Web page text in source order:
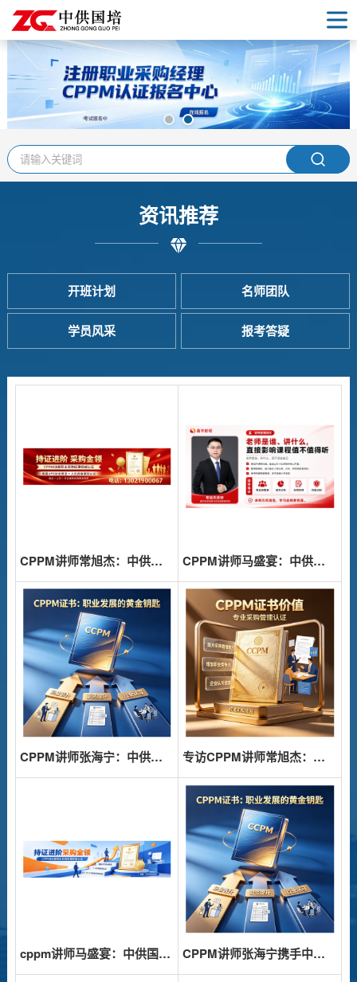
首页
认证项目
各地校区
学员风采
行业资讯
报考答疑
联系我们
资讯推荐
开班计划 名师团队
学员风采 报考答疑
CPPM讲师常旭杰：中供国培资深采购培训师的专业见解 CPPM讲师马盛宴：中供国培核心师资，助力采购人专业跃升
CPPM讲师张海宁：中供国培采购管理培训的实战派引路人 专访CPPM讲师常旭杰：中供国培如何赋能采购人的专业跃迁
cppm讲师马盛宴：中供国培采购认证培训的实力担当 CPPM讲师张海宁携手中供国培，打造专业采购认证课程